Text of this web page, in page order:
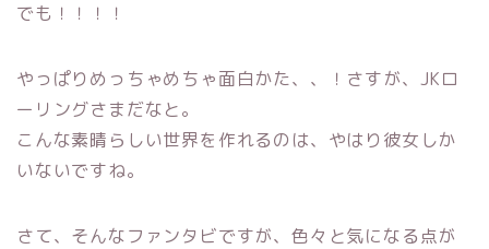
でも！！！！
やっぱりめっちゃめちゃ面白かた、、！さすが、JKロ
ーリングさまだなと。
こんな素晴らしい世界を作れるのは、やはり彼女しか
いないですね。
さて、そんなファンタビですが、色々と気になる点が